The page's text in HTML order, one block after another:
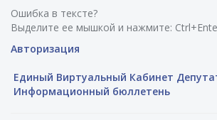
Ошибка в тексте?
Выделите ее мышкой и нажмите:
Авторизация
Единый Виртуальный Кабинет
Информационный бюллетень